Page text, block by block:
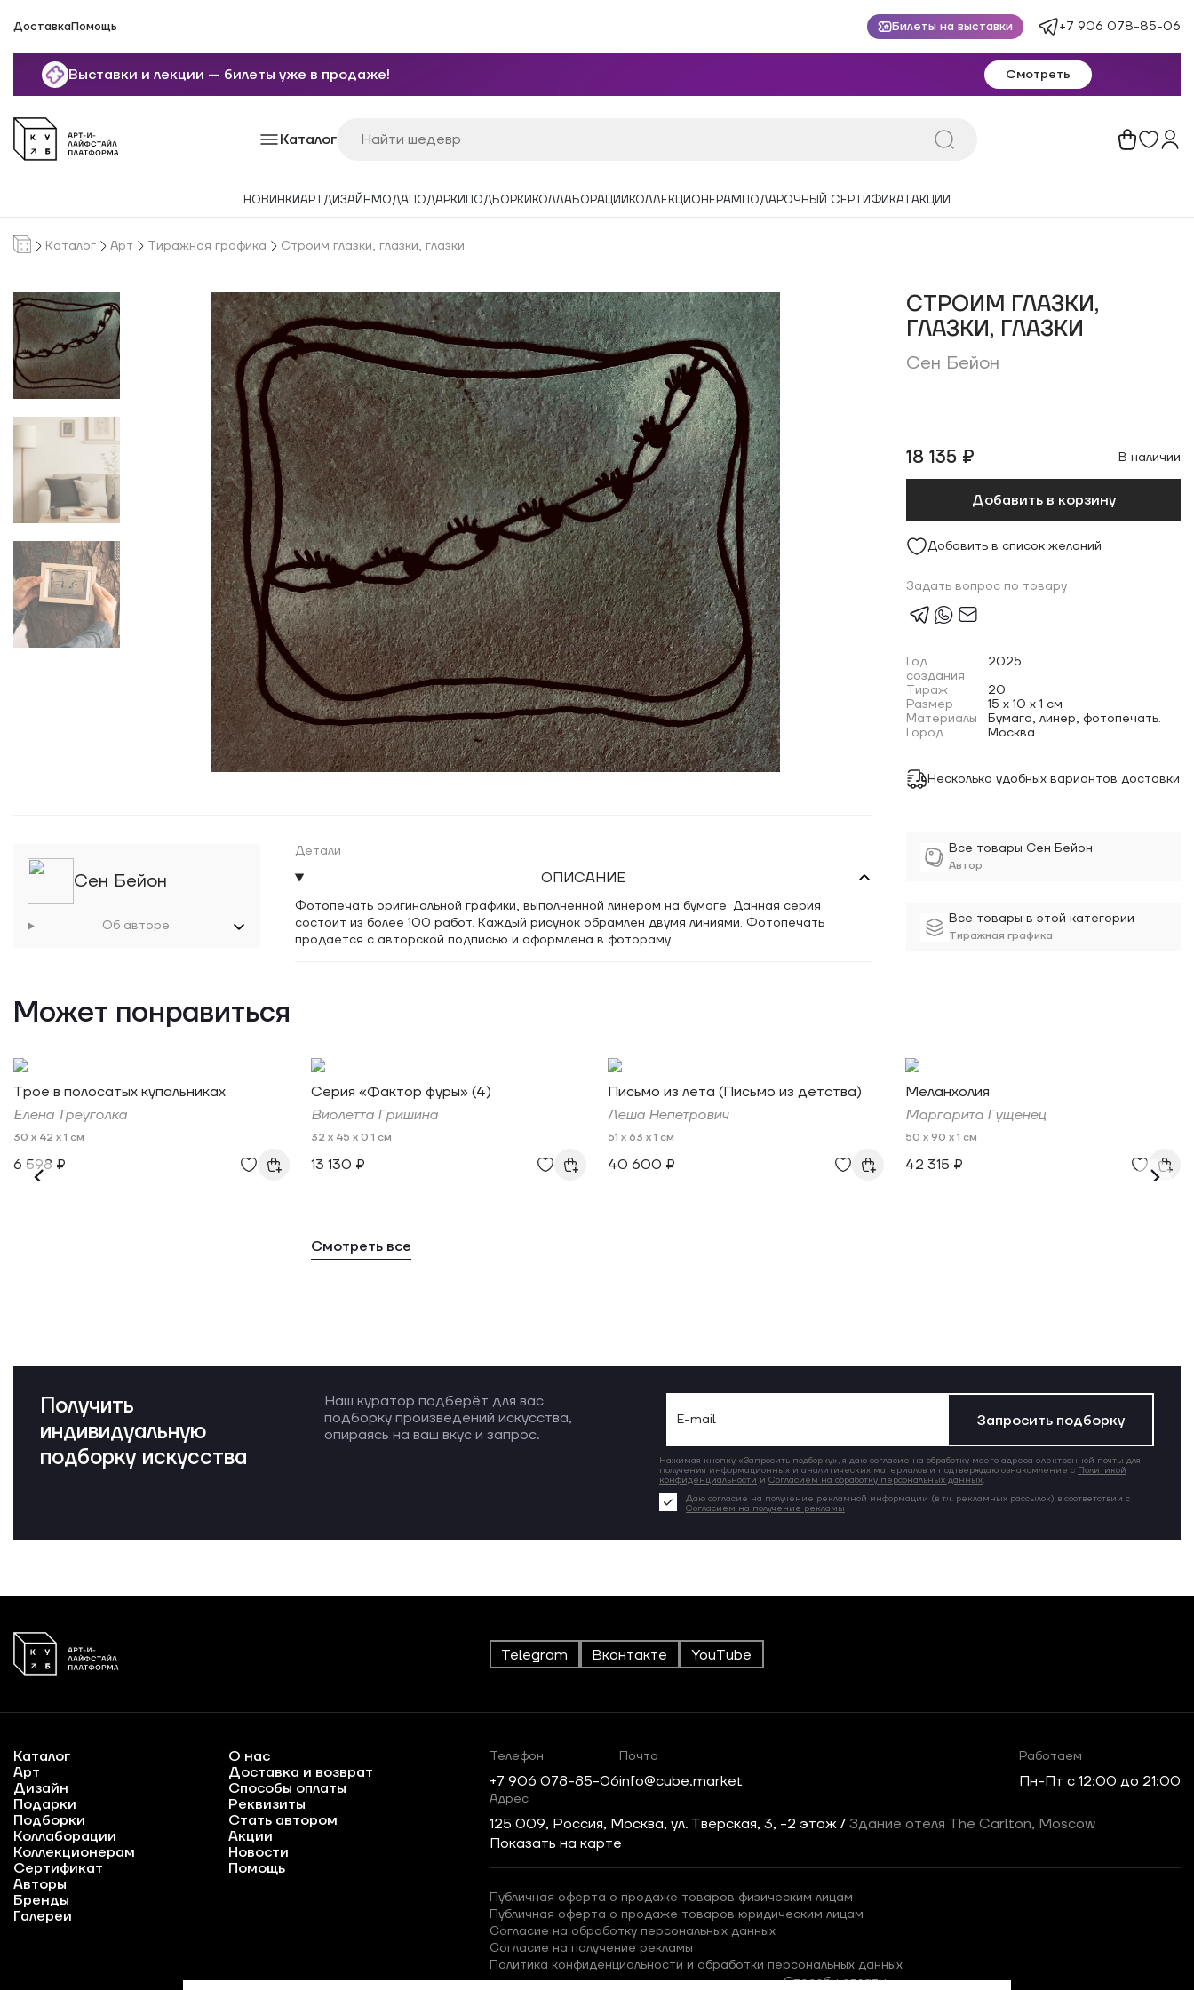
ДоставкаПомощь Билеты на выставки +7 906 078-85-06
Выставки и лекции — билеты уже в продаже! Смотреть
Каталог
НОВИНКИАРТДИЗАЙН МОДАПОДАРКИ ПОДБОРКИ КОЛЛАБОРАЦИИ КОЛЛЕКЦИОНЕРАМ ПОДАРОЧНЫЙ СЕРТИФИКАТАКЦИИ
Каталог Арт Тиражная графика Строим глазки, глазки, глазки
СТРОИМ ГЛАЗКИ,
ГЛАЗКИ, ГЛАЗКИ
Сен Бейон
18 135 ₽ В наличии
Добавить в корзину
Добавить в список желаний
Задать вопрос по товару
Год
создания
2025
Тираж
20
Размер
15 x 10 x 1 см
Материалы
Бумага, линер, фотопечать.
Город
Москва
Несколько удобных вариантов доставки
Все товары Сен Бейон
Автор
Все товары в этой категории
Тиражная графика
Сен Бейон
Об авторе
Детали
ОПИСАНИЕ
Фотопечать оригинальной графики, выполненной линером на бумаге. Данная серия
состоит из более 100 работ. Каждый рисунок обрамлен двумя линиями. Фотопечать
продается с авторской подписью и оформлена в фотораму.
Может понравиться
Трое в полосатых купальниках
Елена Треуголка
30 x 42 x 1 см
6 598 ₽
Серия «Фактор фуры» (4)
Виолетта Гришина
32 x 45 x 0,1 см
13 130 ₽
Письмо из лета (Письмо из детства)
Лёша Непетрович
51 x 63 x 1 см
40 600 ₽
Меланхолия
Маргарита Гущенец
50 x 90 x 1 см
42 315 ₽
Смотреть все
Получить
индивидуальную
подборку искусства
Наш куратор подберёт для вас
подборку произведений искусства,
опираясь на ваш вкус и запрос.
Запросить подборку
Нажимая кнопку «Запросить подборку», я даю согласие на обработку моего адреса электронной почты для
получения информационных и аналитических материалов и подтверждаю ознакомление с Политикой
конфиденциальности и Согласием на обработку персональных данных.
Даю согласие на получение рекламной информации (в т.ч. рекламных рассылок) в соответствии с
Согласием на получение рекламы
Telegram Вконтакте YouTube
Каталог
Арт
Дизайн
Подарки
Подборки
Коллаборации
Коллекционерам
Сертификат
Авторы
Бренды
Галереи
О нас
Доставка и возврат
Способы оплаты
Реквизиты
Стать автором
Акции
Новости
Помощь
Телефон
+7 906 078-85-06
Почта
info@cube.market
Работаем
Пн-Пт c 12:00 до 21:00
Адрес
125 009, Россия, Москва, ул. Тверская, 3, -2 этаж / Здание отеля The Carlton, Moscow
Показать на карте
Публичная оферта о продаже товаров физическим лицам
Публичная оферта о продаже товаров юридическим лицам
Согласие на обработку персональных данных
Согласие на получение рекламы
Политика конфиденциальности и обработки персональных данных
Способы оплаты